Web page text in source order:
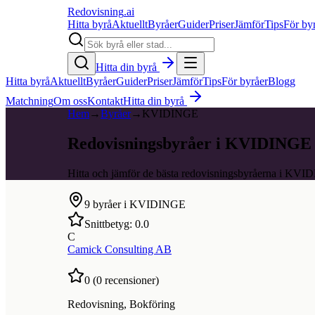
Redovisning.ai
Hitta byråAktuelltByråerGuiderPriserJämförTipsFör
Hitta din byrå
Hitta byråAktuelltByråerGuiderPriserJämförTipsFör byråerBlogg
MatchningOm ossKontaktHitta din byrå
Hem→Byråer→ KVIDINGE
Redovisningsbyråer i KVIDINGE
Hitta och jämför de bästa redovisningsbyråerna i
9 byråer i KVIDINGE
Snittbetyg: 0.0
C
Camick Consulting AB
0 (0 recensioner)
Redovisning, Bokföring